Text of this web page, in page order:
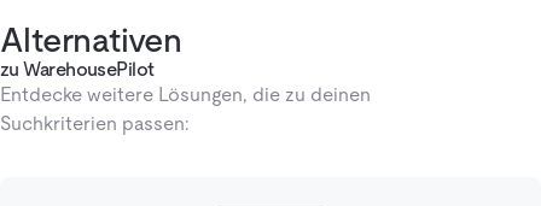
Alternativen
zu WarehousePilot
Entdecke weitere Lösungen, die zu deinen
Suchkriterien passen: